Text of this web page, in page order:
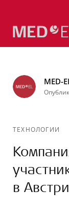
MED-
ТЕХНОЛОГИИ
в